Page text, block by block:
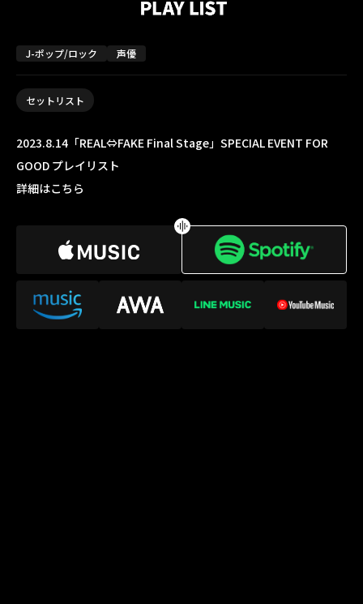
J-ポップ/ロック 声優
セットリスト
2023.8.14「REAL⇔FAKE Final Stage」SPECIAL EVENT FOR
GOOD プレイリスト
詳細はこちら